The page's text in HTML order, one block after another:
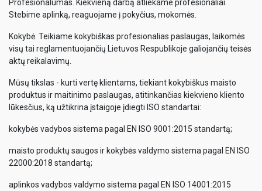
Profesionalumas. Kiekvieną darbą atliekame profesionaliai.
Stebime aplinką, reaguojame į pokyčius, mokomės.
Kokybė. Teikiame kokybiškas profesionalias paslaugas, laikomės
visų tai reglamentuojančių Lietuvos Respublikoje galiojančių teisės
aktų reikalavimų.
Mūsų tikslas - kurti vertę klientams, tiekiant kokybiškus maisto
produktus ir maitinimo paslaugas, atitinkančias kiekvieno kliento
lūkesčius, ką užtikrina įstaigoje įdiegti ISO standartai:
kokybės vadybos sistema pagal EN ISO 9001:2015 standartą;
maisto produktų saugos ir kokybės valdymo sistema pagal EN ISO
22000:2018 standartą;
aplinkos vadybos valdymo sistema pagal EN ISO 14001:2015